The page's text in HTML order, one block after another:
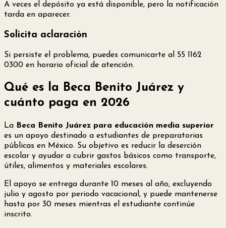
A veces el depósito ya está disponible, pero la notificación
tarda en aparecer.
Solicita aclaración
Si persiste el problema, puedes comunicarte al 55 1162
0300 en horario oficial de atención.
Qué es la Beca Benito Juárez y
cuánto paga en 2026
La Beca Benito Juárez para educación media superior
es un apoyo destinado a estudiantes de preparatorias
públicas en México. Su objetivo es reducir la deserción
escolar y ayudar a cubrir gastos básicos como transporte,
útiles, alimentos y materiales escolares.
El apoyo se entrega durante 10 meses al año, excluyendo
julio y agosto por periodo vacacional, y puede mantenerse
hasta por 30 meses mientras el estudiante continúe
inscrito.